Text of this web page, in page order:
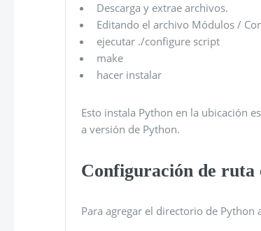
Descarga y extrae archivos.
Editando el archivo Módulos /
ejecutar ./configure script
make
hacer instalar
Esto instala Python en la ubicación
a versión de Python.
Configuración de
Para agregar el directorio de